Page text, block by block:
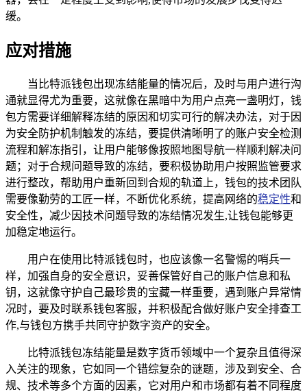
缓。
应对措施
当比特派钱包出现冻结能量的情况后，及时与用户进行沟
通就显得尤为重要，这就像在黑暗中为用户点亮一盏明灯，钱
包方需要详细解释冻结的原因和切实可行的解决办法，对于因
为安全防护机制触发的冻结，要提供清晰明了的账户安全检测
流程和解冻指引，让用户能够像按照地图导航一样顺利解决问
题；对于合规问题导致的冻结，要积极协助用户按照监管要求
进行整改，帮助用户重新回到合规的轨道上，钱包的技术团队
需要像勤劳的工匠一样，不断优化系统，提高网络的稳定性和
安全性，减少因技术问题导致的冻结情况发生,让钱包能够更
加稳定地运行。
用户在使用比特派钱包时，也应该像一名警惕的哨兵一
样，加强自身的安全意识，妥善保管好自己的账户信息和私
钥，这就像守护自己最珍贵的宝藏一样重要，遇到账户异常情
况时，要及时联系钱包客服，并积极配合做好账户安全排查工
作,与钱包方携手共同守护数字资产的安全。
比特派钱包冻结能量是数字货币领域中一个复杂且值得深
入关注的现象，它如同一个错综复杂的谜题，涉及到安全、合
规、技术等多个方面的因素，它对用户和市场都有着不同程度